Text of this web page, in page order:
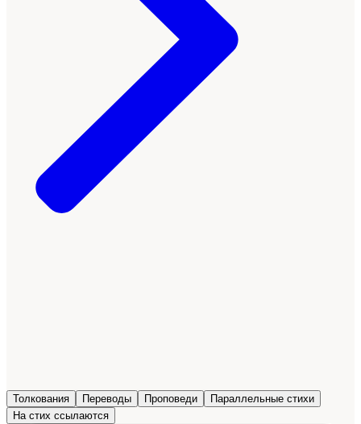
Толкования Переводы Проповеди
Параллельные стихи
На стих ссылаются